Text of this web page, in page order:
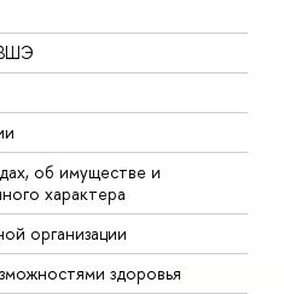
об имуществе и
характера
организации
здоровья